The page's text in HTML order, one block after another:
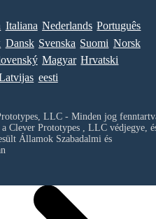
Italiana Nederlands Português
Dansk Svenska Suomi Norsk
Magyar Hrvatski
eesti
LLC - Minden jog
Clever Prototypes , LLCvédjegye,
Államok Szabadalmi és